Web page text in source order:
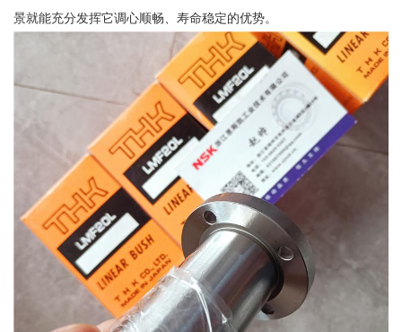
景就能充分发挥它调心顺畅、寿命稳定的优势。